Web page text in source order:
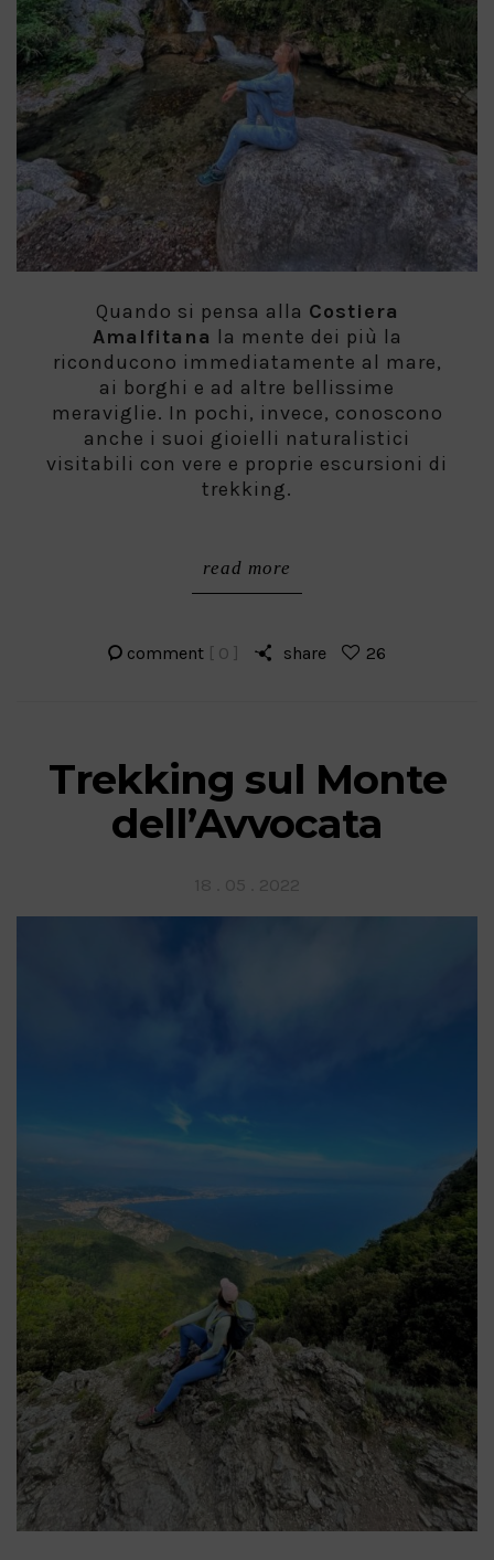
Quando si pensa alla Costiera
Amalfitana la mente dei più la
riconducono immediatamente al mare,
ai borghi e ad altre bellissime
meraviglie. In pochi, invece, conoscono
anche i suoi gioielli naturalistici
visitabili con vere e proprie escursioni di
trekking.
read more
comment [ 0 ] share 26
Trekking sul Monte
dell’Avvocata
on